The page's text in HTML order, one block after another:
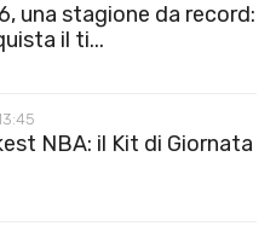
una stagione da record:
il ti...
NBA: il Kit di Giornata